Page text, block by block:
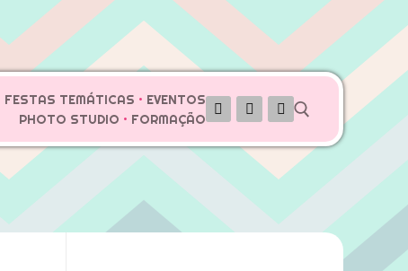
FESTAS TEMÁTICAS • EVENTOS
PHOTO STUDIO • FORMAÇÃO
Pesquisar por: